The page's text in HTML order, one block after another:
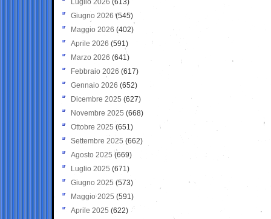
Luglio 2026 (613)
Giugno 2026 (545)
Maggio 2026 (402)
Aprile 2026 (591)
Marzo 2026 (641)
Febbraio 2026 (617)
Gennaio 2026 (652)
Dicembre 2025 (627)
Novembre 2025 (668)
Ottobre 2025 (651)
Settembre 2025 (662)
Agosto 2025 (669)
Luglio 2025 (671)
Giugno 2025 (573)
Maggio 2025 (591)
Aprile 2025 (622)